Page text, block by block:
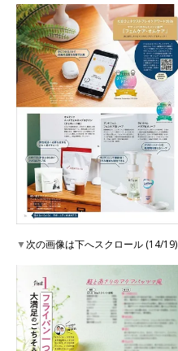
▼次の画像は下へスクロール (14/19)